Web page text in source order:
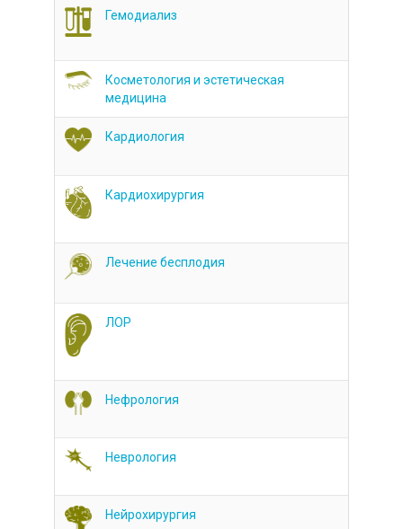
Гемодиализ
Косметология и эстетическая
медицина
Кардиология
Кардиохирургия
Лечение бесплодия
ЛОР
Нефрология
Неврология
Нейрохирургия